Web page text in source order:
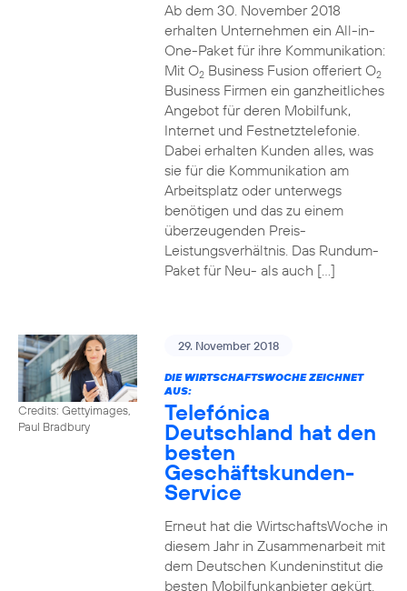
Ab dem 30. November 2018
erhalten Unternehmen ein All-in-
One-Paket für ihre Kommunikation:
Mit O2Business Fusion offeriert O2
Business Firmen ein ganzheitliches
Angebot für deren Mobilfunk,
Internet und Festnetztelefonie.
Dabei erhalten Kunden alles, was
sie für die Kommunikation am
Arbeitsplatz oder unterwegs
benötigen und das zu einem
überzeugenden Preis-
Leistungsverhältnis. Das Rundum-
Paket für Neu- als auch […]
Credits: Gettyimages,
Paul Bradbury
29. November 2018
DIE WIRTSCHAFTSWOCHE ZEICHNET
AUS:
Telefónica
Deutschland hat den
besten
Geschäftskunden-
Service
Erneut hat die WirtschaftsWoche in
diesem Jahr in Zusammenarbeit mit
dem Deutschen Kundeninstitut die
besten Mobilfunkanbieter gekürt.